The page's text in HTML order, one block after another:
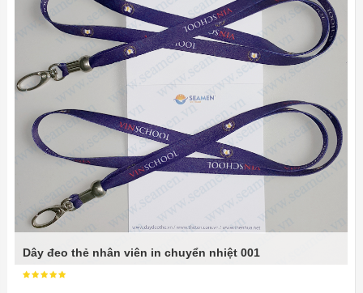
Dây đeo thẻ nhân viên in chuyển nhiệt 001